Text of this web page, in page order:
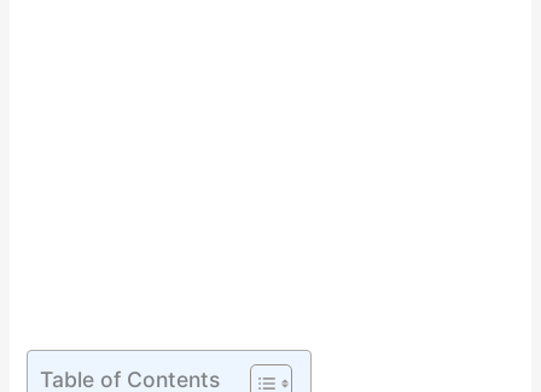
Table of Contents